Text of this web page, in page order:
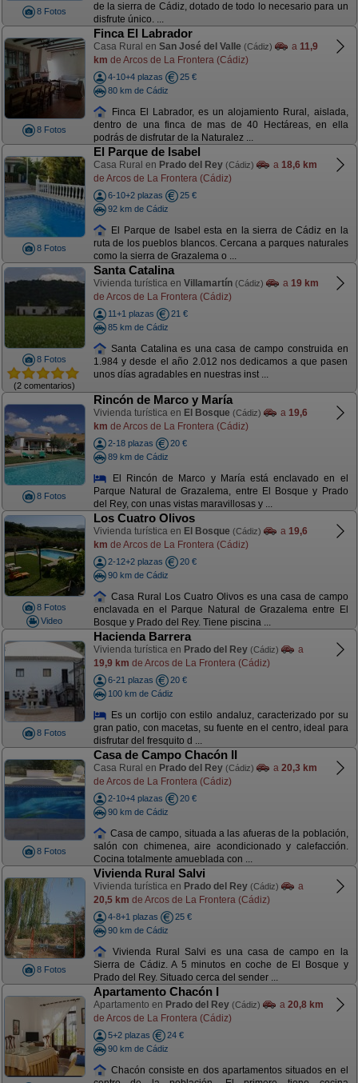
8 Fotos
de la sierra de Cádiz, dotado de todo lo necesario para un
disfrute único. ...
8 Fotos
Finca El Labrador
Casa Rural en San José del Valle (Cádiz) a 11,9
km de Arcos de La Frontera (Cádiz)
4-10+4 plazas
25 €
80 km de Cádiz
Finca El Labrador, es un alojamiento Rural, aislada,
dentro de una finca de mas de 40 Hectáreas, en ella
podrás de disfrutar de la Naturalez ...
8 Fotos
El Parque de Isabel
Casa Rural en Prado del Rey (Cádiz) a 18,6 km
de Arcos de La Frontera (Cádiz)
6-10+2 plazas
25 €
92 km de Cádiz
El Parque de Isabel esta en la sierra de Cádiz en la
ruta de los pueblos blancos. Cercana a parques naturales
como la sierra de Grazalema o ...
8 Fotos
(2 comentarios)
Santa Catalina
Vivienda turística en Villamartín (Cádiz) a 19 km
de Arcos de La Frontera (Cádiz)
11+1 plazas
21 €
85 km de Cádiz
Santa Catalina es una casa de campo construida en
1.984 y desde el año 2.012 nos dedicamos a que pasen
unos días agradables en nuestras inst ...
8 Fotos
Rincón de Marco y María
Vivienda turística en El Bosque (Cádiz) a 19,6
km de Arcos de La Frontera (Cádiz)
2-18 plazas
20 €
89 km de Cádiz
El Rincón de Marco y María está enclavado en el
Parque Natural de Grazalema, entre El Bosque y Prado
del Rey, con unas vistas maravillosas y ...
8 Fotos
Video
Los Cuatro Olivos
Vivienda turística en El Bosque (Cádiz) a 19,6
km de Arcos de La Frontera (Cádiz)
2-12+2 plazas
20 €
90 km de Cádiz
Casa Rural Los Cuatro Olivos es una casa de campo
enclavada en el Parque Natural de Grazalema entre El
Bosque y Prado del Rey. Tiene piscina ...
8 Fotos
Hacienda Barrera
Vivienda turística en Prado del Rey (Cádiz)
a
19,9 km de Arcos de La Frontera (Cádiz)
6-21 plazas
20 €
100 km de Cádiz
Es un cortijo con estilo andaluz, caracterizado por su
gran patio, con macetas, su fuente en el centro, ideal para
disfrutar del fresquito d ...
8 Fotos
Casa de Campo Chacón II
Casa Rural en Prado del Rey (Cádiz) a 20,3 km
de Arcos de La Frontera (Cádiz)
2-10+4 plazas
20 €
90 km de Cádiz
Casa de campo, situada a las afueras de la población,
salón con chimenea, aire acondicionado y calefacción.
Cocina totalmente amueblada con ...
8 Fotos
Vivienda Rural Salvi
Vivienda turística en Prado del Rey (Cádiz)
a
20,5 km de Arcos de La Frontera (Cádiz)
4-8+1 plazas
25 €
90 km de Cádiz
Vivienda Rural Salvi es una casa de campo en la
Sierra de Cádiz. A 5 minutos en coche de El Bosque y
Prado del Rey. Situado cerca del sender ...
Apartamento Chacón I
Apartamento en Prado del Rey (Cádiz) a 20,8 km
de Arcos de La Frontera (Cádiz)
5+2 plazas
24 €
90 km de Cádiz
Chacón consiste en dos apartamentos situados en el